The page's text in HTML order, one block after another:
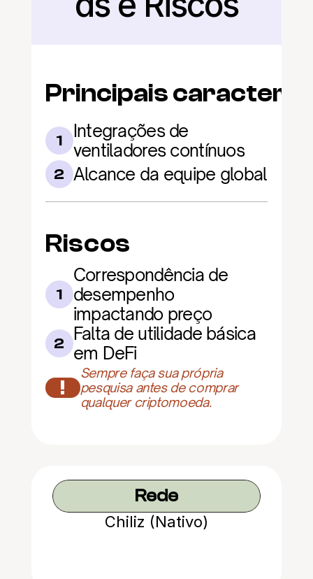
Principais
1
Integrações de
ventiladores contínuos
2 Alcance da equipe global
Riscos
1
Correspondência de
desempenho
impactando preço
2 Falta de utilidade básica
em DeFi
!
Sempre faça sua própria
pesquisa antes de comprar
qualquer criptomoeda.
Rede
Chiliz (Nativo)